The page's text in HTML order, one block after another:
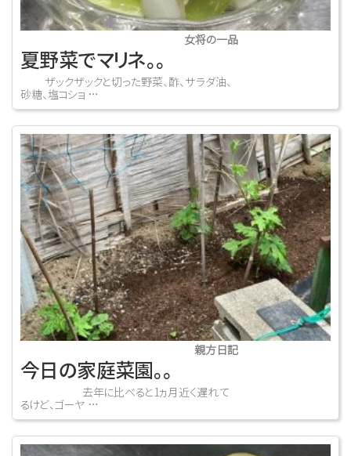
女将の一品
夏野菜でマリネ。。
ザックザックと切った野菜、酢、サラダ油、
砂糖、塩コショ …
親方日記
今日の家庭菜園。。
去年に比べると1ヵ月近く遅れて
るけど、ゴーヤ …